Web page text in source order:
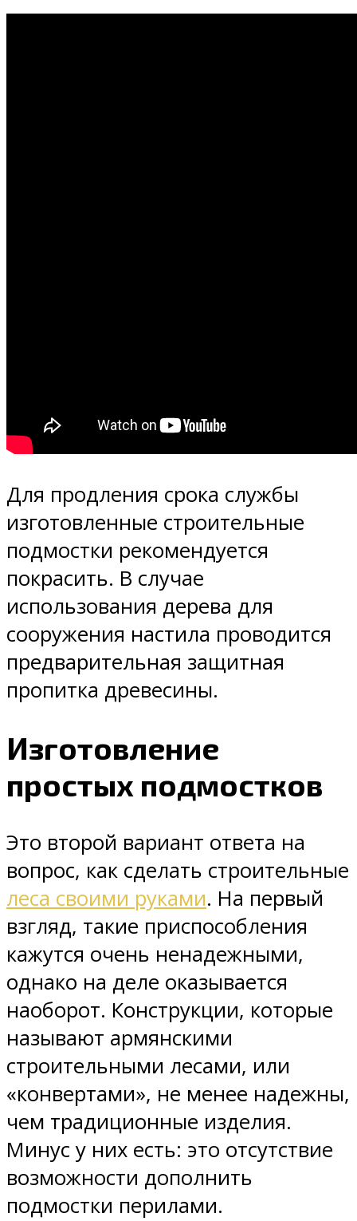
Для продления срока службы
изготовленные строительные
подмостки рекомендуется
покрасить. В случае
использования дерева для
сооружения настила проводится
предварительная защитная
пропитка древесины.
Изготовление
простых подмостков
Это второй вариант ответа на
вопрос, как сделать строительные
леса своими руками. На первый
взгляд, такие приспособления
кажутся очень ненадежными,
однако на деле оказывается
наоборот. Конструкции, которые
называют армянскими
строительными лесами, или
«конвертами», не менее надежны,
чем традиционные изделия.
Минус у них есть: это отсутствие
возможности дополнить
подмостки перилами.